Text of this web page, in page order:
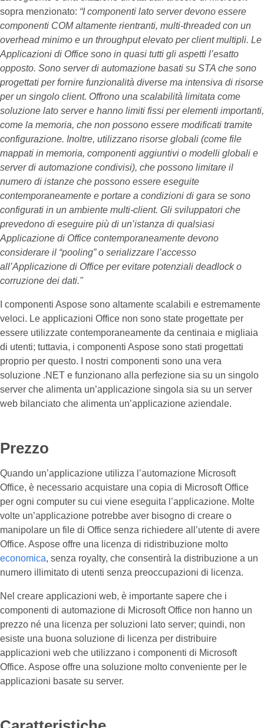
sopra menzionato: “I componenti lato server devono essere
componenti COM altamente rientranti, multi-threaded con un
overhead minimo e un throughput elevato per client multipli. Le
Applicazioni di Office sono in quasi tutti gli aspetti l’esatto
opposto. Sono server di automazione basati su STA che sono
progettati per fornire funzionalità diverse ma intensiva di risorse
per un singolo client. Offrono una scalabilità limitata come
soluzione lato server e hanno limiti fissi per elementi importanti,
come la memoria, che non possono essere modificati tramite
configurazione. Inoltre, utilizzano risorse globali (come file
mappati in memoria, componenti aggiuntivi o modelli globali e
server di automazione condivisi), che possono limitare il
numero di istanze che possono essere eseguite
contemporaneamente e portare a condizioni di gara se sono
configurati in un ambiente multi-client. Gli sviluppatori che
prevedono di eseguire più di un’istanza di qualsiasi
Applicazione di Office contemporaneamente devono
considerare il “pooling” o serializzare l’accesso
all’Applicazione di Office per evitare potenziali deadlock o
corruzione dei dati."
I componenti Aspose sono altamente scalabili e estremamente
veloci. Le applicazioni Office non sono state progettate per
essere utilizzate contemporaneamente da centinaia e migliaia
di utenti; tuttavia, i componenti Aspose sono stati progettati
proprio per questo. I nostri componenti sono una vera
soluzione .NET e funzionano alla perfezione sia su un singolo
server che alimenta un’applicazione singola sia su un server
web bilanciato che alimenta un’applicazione aziendale.
Prezzo
Quando un’applicazione utilizza l’automazione Microsoft
Office, è necessario acquistare una copia di Microsoft Office
per ogni computer su cui viene eseguita l’applicazione. Molte
volte un’applicazione potrebbe aver bisogno di creare o
manipolare un file di Office senza richiedere all’utente di avere
Office. Aspose offre una licenza di ridistribuzione molto
economica, senza royalty, che consentirà la distribuzione a un
numero illimitato di utenti senza preoccupazioni di licenza.
Nel creare applicazioni web, è importante sapere che i
componenti di automazione di Microsoft Office non hanno un
prezzo né una licenza per soluzioni lato server; quindi, non
esiste una buona soluzione di licenza per distribuire
applicazioni web che utilizzano i componenti di Microsoft
Office. Aspose offre una soluzione molto conveniente per le
applicazioni basate su server.